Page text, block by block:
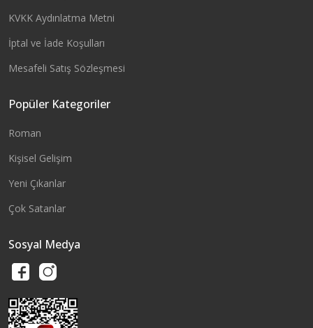
KVKK Aydınlatma Metni
İptal ve İade Koşulları
Mesafeli Satış Sözleşmesi
Popüler Kategoriler
Roman
Kişisel Gelişim
Yeni Çıkanlar
Çok Satanlar
Sosyal Medya